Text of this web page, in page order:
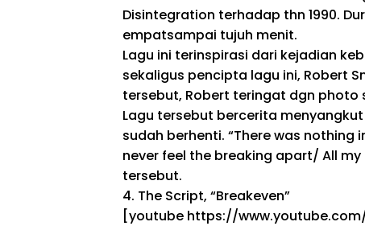
Disintegration terhadap thn 1990.
empatsampai tujuh menit.
Lagu ini terinspirasi dari kejadian
sekaligus pencipta lagu ini, Robert
tersebut, Robert teringat dgn photo
Lagu tersebut bercerita menyangkut
sudah berhenti. “There was
never feel the breaking apart/ All my
tersebut.
4. The Script, “Breakeven”
[youtube https://www.youtube.com/